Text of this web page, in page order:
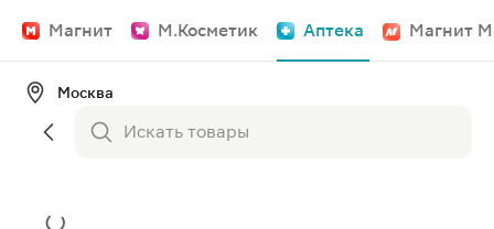
Магнит М.Косметик Аптека Магнит
Москва